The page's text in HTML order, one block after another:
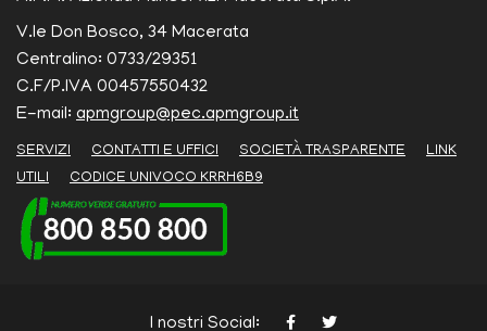
V.le Don Bosco, 34 Macerata
Centralino: 0733/29351
C.F/P.IVA 00457550432
E-mail: apmgroup@pec.apmgroup.it
SERVIZI CONTATTI E UFFICI SOCIETÀ TRASPARENTE
LINK
UTILI
CODICE UNIVOCO KRRH6B9
I nostri Social: